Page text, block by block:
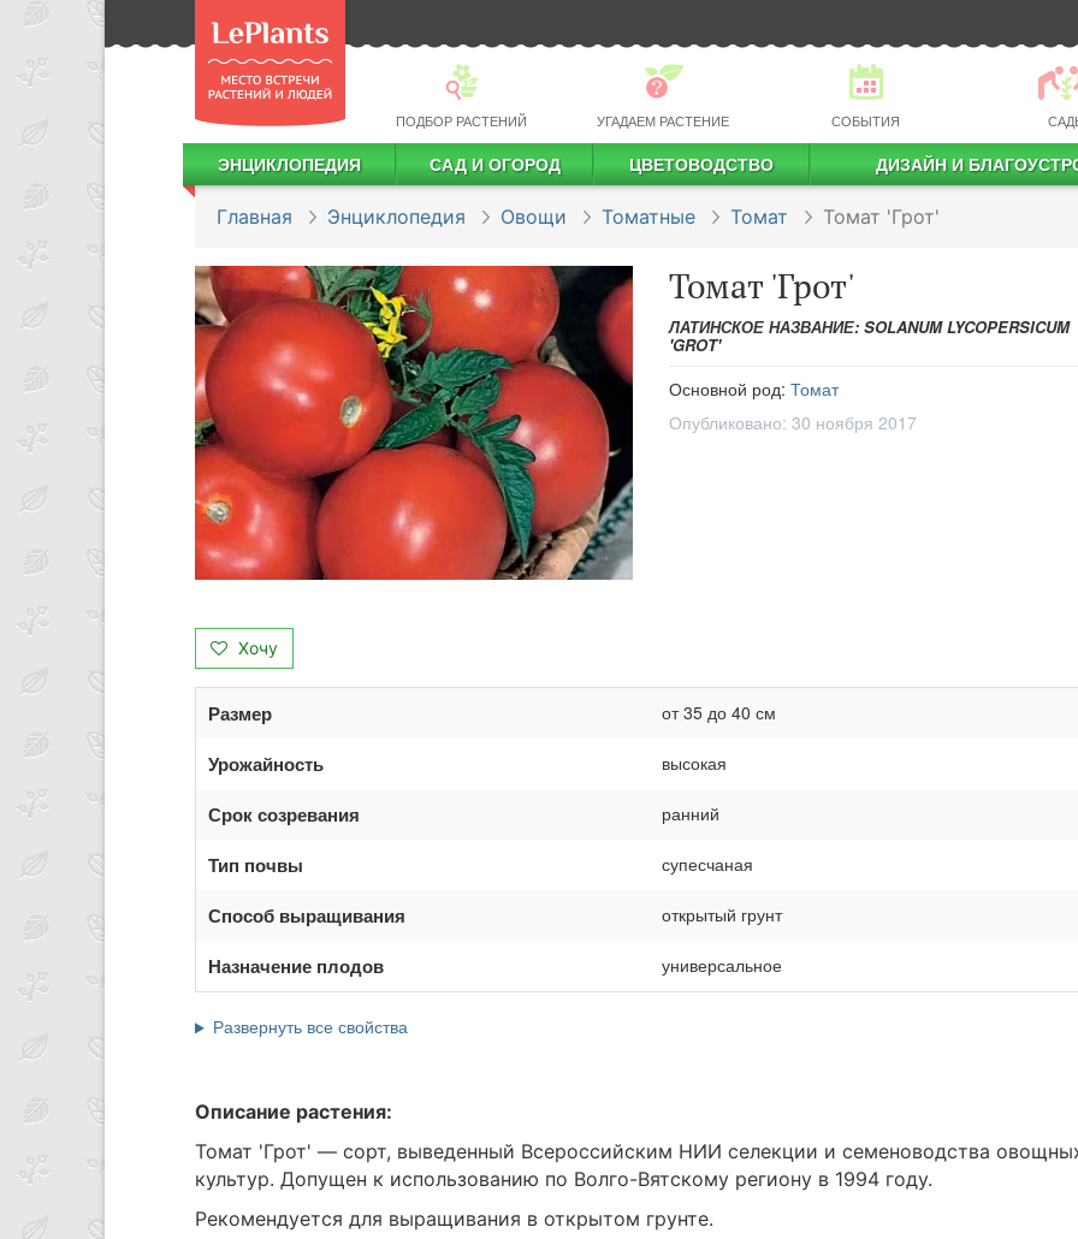
ПОДБОР РАСТЕНИЙ УГАДАЕМ РАСТЕНИЕ СОБЫТИЯ
ЭНЦИКЛОПЕДИЯ САД И ОГОРОД ЦВЕТОВОДСТВО ДИЗАЙН И
Главная Энциклопедия Овощи Томатные Томат Томат 'Грот'
Томат 'Грот'
ЛАТИНСКОЕ НАЗВАНИЕ: SOLANUM LYCOPERSICUM
'GROT'
Основной род: Томат
Опубликовано: 30 ноября 2017
Хочу
Размер от 35 до 40 см
Урожайность высокая
Срок созревания ранний
Тип почвы супесчаная
Способ выращивания открытый грунт
Назначение плодов универсальное
Развернуть все свойства
Описание растения:
Томат 'Грот' — сорт, выведенный Всероссийским НИИ селекции и семеноводства
культур. Допущен к использованию по Волго-Вятскому региону в 1994 году.
Рекомендуется для выращивания в открытом грунте.